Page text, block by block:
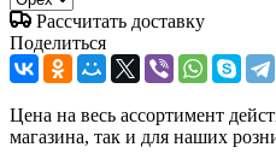
Рассчитать доставку
Поделиться
Цена на весь ассортимент
магазина, так и для наших